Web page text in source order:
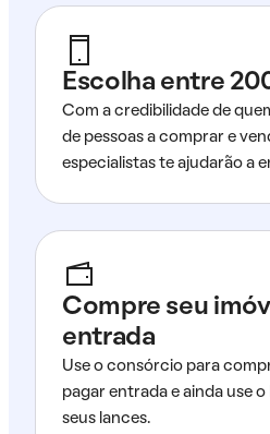
Escolha entre
Com a credibilidade de
de pessoas a comprar e
especialistas te ajudarão a
Compre seu
entrada
Use o consórcio para
pagar entrada e ainda use
seus lances.